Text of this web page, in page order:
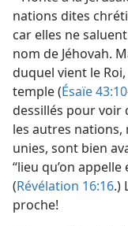
nations dites
car elles ne
nom de Jéhovah.
duquel vient le
temple (Ésaïe
dessillés pour voir
les autres
unies, sont bien
“lieu qu’on
(Révélation 16:16.)
proche!